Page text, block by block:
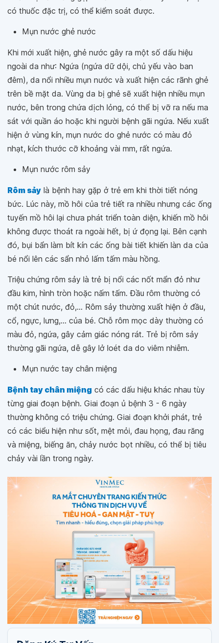
có thuốc đặc trị, có thể kiểm soát được.
Mụn nước ghẻ nước
Khi mới xuất hiện, ghẻ nước gây ra một số dấu hiệu
ngoài da như: Ngứa (ngứa dữ dội, chủ yếu vào ban
đêm), da nổi nhiều mụn nước và xuất hiện các rãnh ghẻ
trên bề mặt da. Vùng da bị ghẻ sẽ xuất hiện nhiều mụn
nước, bên trong chứa dịch lỏng, có thể bị vỡ ra nếu ma
sát với quần áo hoặc khi người bệnh gãi ngứa. Nếu xuất
hiện ở vùng kín, mụn nước do ghẻ nước có màu đỏ
nhạt, kích thước cỡ khoảng vài mm, rất ngứa.
Mụn nước rôm sảy
Rôm sảy là bệnh hay gặp ở trẻ em khi thời tiết nóng
bức. Lúc này, mồ hôi của trẻ tiết ra nhiều nhưng các ống
tuyến mồ hôi lại chưa phát triển toàn diện, khiến mồ hôi
không được thoát ra ngoài hết, bị ứ đọng lại. Bên cạnh
đó, bụi bẩn làm bít kín các ống bài tiết khiến làn da của
bé nổi lên các sẩn nhỏ lấm tấm màu hồng.
Triệu chứng rôm sảy là trẻ bị nổi các nốt mẩn đỏ như
đầu kim, hình tròn hoặc nấm tấm. Đầu rôm thường có
một chút nước, đỏ,... Rôm sảy thường xuất hiện ở đầu,
cổ, ngực, lưng,... của bé. Chỗ rôm mọc dày thường có
màu đỏ, ngứa, gây cảm giác nóng rát. Trẻ bị rôm sảy
thường gãi ngứa, dễ gây lở loét da do viêm nhiễm.
Mụn nước tay chân miệng
Bệnh tay chân miệng có các dấu hiệu khác nhau tùy
từng giai đoạn bệnh. Giai đoạn ủ bệnh 3 - 6 ngày
thường không có triệu chứng. Giai đoạn khởi phát, trẻ
có các biểu hiện như sốt, mệt mỏi, đau họng, đau răng
và miệng, biếng ăn, chảy nước bọt nhiều, có thể bị tiêu
chảy vài lần trong ngày.